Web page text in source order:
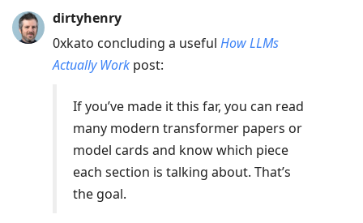
dirtyhenry
0xkato concluding a useful How LLMs
Actually Work post:
If you’ve made it this far, you can read
many modern transformer papers or
model cards and know which piece
each section is talking about. That’s
the goal.